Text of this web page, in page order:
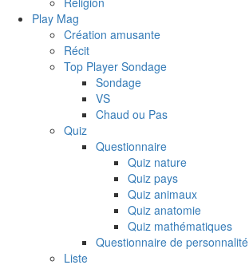
Play Mag
Création amusante
Récit
Top Player Sondage
Sondage
VS
Chaud ou Pas
Quiz
Questionnaire
Quiz nature
Quiz pays
Quiz animaux
Quiz anatomie
Quiz mathématiques
Questionnaire de personnalité
Liste